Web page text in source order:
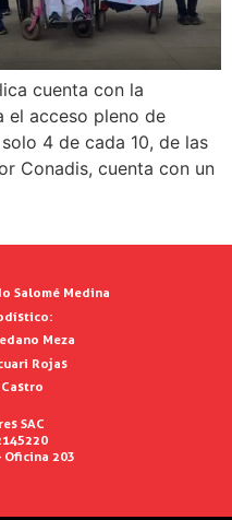
cuenta con la
el acceso pleno de
4 de cada 10, de las
Conadis, cuenta con un
Salomé Medina
Meza
Rojas
SAC
Oficina 203